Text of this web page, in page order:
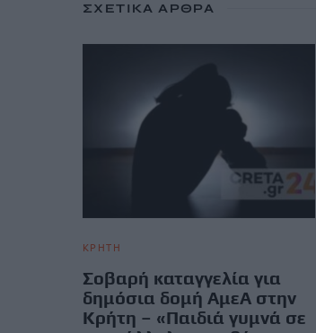
ΣΧΕΤΙΚΆ ΆΡΘΡΑ
ΚΡΗΤΗ
Σοβαρή καταγγελία για
δημόσια δομή ΑμεΑ στην
Κρήτη – «Παιδιά γυμνά σε